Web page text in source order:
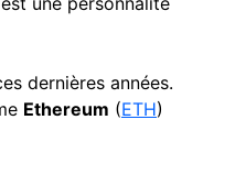
dernières années.
Ethereum (ETH)